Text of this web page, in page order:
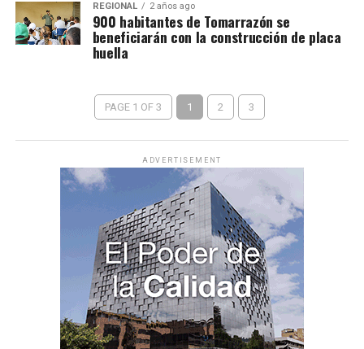
REGIONAL 2 años ago
900 habitantes de Tomarrazón se
beneficiarán con la construcción de placa
huella
PAGE 1 OF 3 1 2 3
ADVERTISEMENT